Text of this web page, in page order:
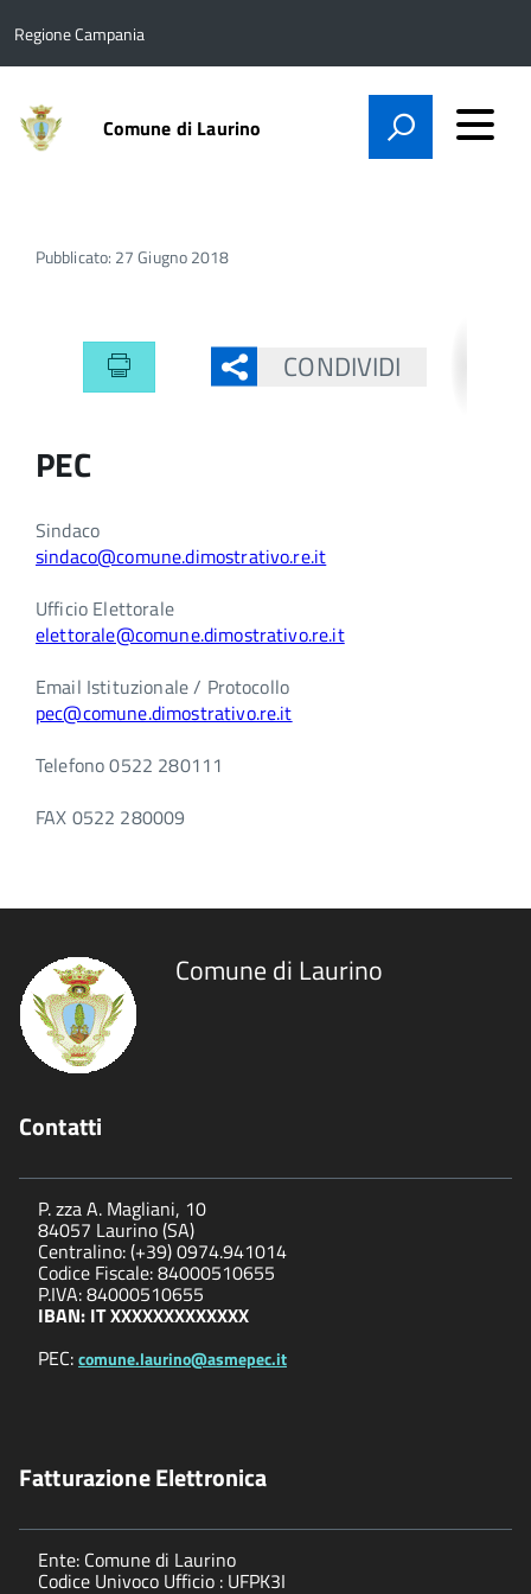
Regione Campania
Comune di Laurino
Pubblicato: 27 Giugno 2018
CONDIVIDI
PEC
Sindaco
sindaco@comune.dimostrativo.re.it
Ufficio Elettorale
elettorale@comune.dimostrativo.re.it
Email Istituzionale / Protocollo
pec@comune.dimostrativo.re.it
Telefono 0522 280111
FAX 0522 280009
Comune di Laurino
Contatti
P. zza A. Magliani, 10
84057 Laurino (SA)
Centralino: (+39) 0974.941014
Codice Fiscale: 84000510655
P.IVA: 84000510655
IBAN: IT XXXXXXXXXXXXX
PEC:comune.laurino@asmepec.it
Fatturazione Elettronica
Ente: Comune di Laurino
Codice Univoco Ufficio : UFPK3I